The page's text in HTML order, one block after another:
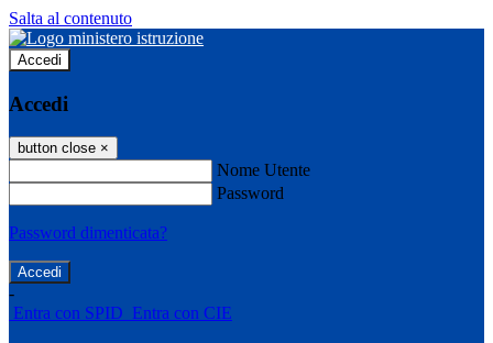
Salta al contenuto
Accedi
Accedi
button close ×
Nome Utente
Password
Password dimenticata?
-
Entra con SPID Entra con CIE